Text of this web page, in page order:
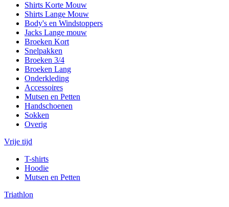
Shirts Korte Mouw
Shirts Lange Mouw
Body's en Windstoppers
Jacks Lange mouw
Broeken Kort
Snelpakken
Broeken 3/4
Broeken Lang
Onderkleding
Accessoires
Mutsen en Petten
Handschoenen
Sokken
Overig
Vrije tijd
T-shirts
Hoodie
Mutsen en Petten
Triathlon